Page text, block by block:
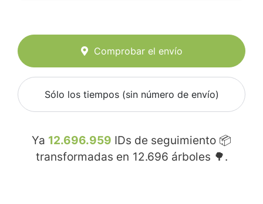
Comprobar el envío
Sólo los tiempos (sin número de envío)
Ya 12.696.959 IDs de seguimiento 📦
transformadas en 12.696 árboles 🌳.